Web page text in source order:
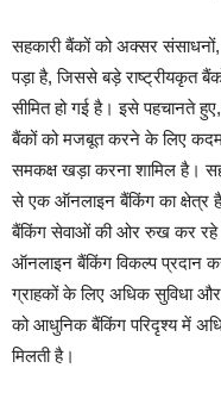
सहकारी बैंकों को अक्सर संसाधनों,
पड़ा है, जिससे बड़े राष्ट्रीयकृत
सीमित हो गई है। इसे पहचानते
बैंकों को मजबूत करने के लिए कदम
समकक्ष खड़ा करना शामिल है।
से एक ऑनलाइन बैंकिंग का
बैंकिंग सेवाओं की ओर रुख कर रहे
ऑनलाइन बैंकिंग विकल्प प्रदान
ग्राहकों के लिए अधिक सुविधा
को आधुनिक बैंकिंग परिदृश्य में
मिलती है।